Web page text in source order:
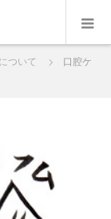
ついて
口腔ケ